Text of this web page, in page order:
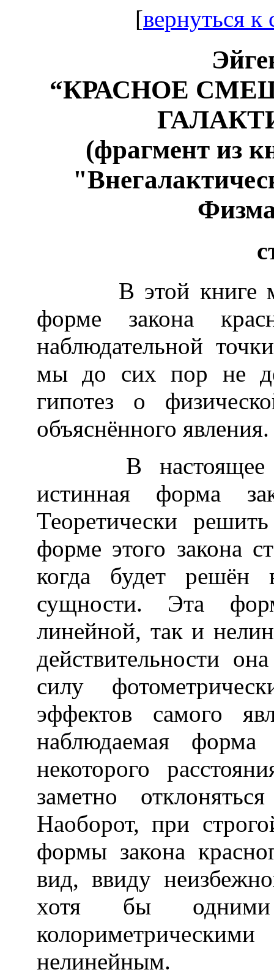
[вернуться
“КРАСНОЕ
(фрагмент из
В этой книге мы
форме закона
наблюдательной
мы до сих пор не
гипотез о
объяснённого явления.
В настоящее
истинная форма
Теоретически
форме этого закона
когда будет решён
сущности. Эта
линейной, так и
действительности
силу
эффектов самого
наблюдаемая
некоторого
заметно
Наоборот, при
формы закона
вид, ввиду
хотя бы одними
нелинейным.